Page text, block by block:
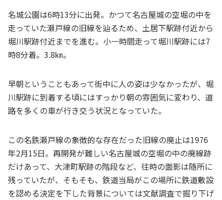
名城公園は6時13分に出発。かつて名古屋城の空堀の中を
走っていた瀬戸線の旧線を辿るため、土居下駅跡付近から
堀川駅跡付近までを進む。小一時間走って堀川駅跡には7
時8分着。3.8㎞。
早朝ということもあって街中に人の姿は少なかったが、堀
川駅跡に到着する頃にはすっかり朝の雰囲気に変わり、道
路を多くの車が行き交う状況となっていた。
この名鉄瀬戸線の象徴的な存在だった旧線の廃止は1976
年2月15日。再開発が難しい名古屋城の空堀の中の廃線跡
だけあって、大津町駅跡の階段など、往時の面影は随所に
残っていたが、そもそも、鉄道当局がこの場所に鉄道敷設
を認める決定を下した背景については文献調査で掘り下げ